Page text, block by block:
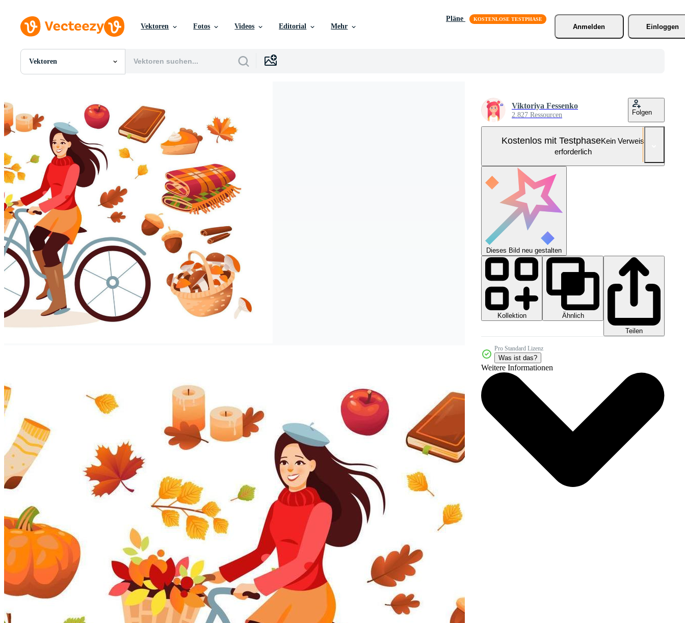
Vektoren Fotos Videos Editorial Mehr
Pläne
Anmelden
Einloggen
Vektoren
Alle Bilder
SVGs
Vorlagen
Vektoren
Videos
Motion Graphics
Redaktionelle Bilder
Redaktionelle Ereignisse
Viktoriya Fessenko
2.827 Ressourcen Folgen
Kostenlos mit TestphaseKein Verweis
erforderlich
Dieses Bild neu gestalten
Kollektion
Ähnlich
Teilen
Pro Standard Lizenz
Was ist das?
Weitere Informationen